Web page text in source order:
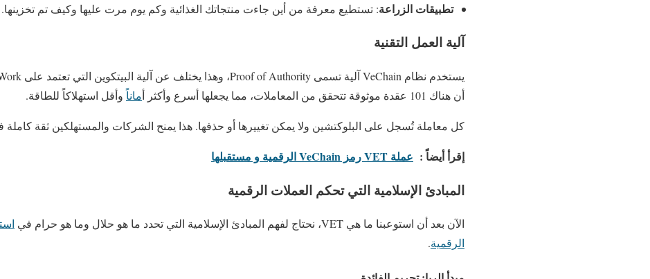
تطبيقات الزراعة: تستطيع معرفة من أين جاءت منتجاتك الغذائية وكم يوم مرت عليها وكيف تم تخزينها.
آلية العمل التقنية
أن هناك 101 عقدة موثوقة تتحقق من المعاملات، مما يجعلها أسرع وأكثر أ
ماناً وأقل استهلاكاً للطاقة.
كل معاملة تُسجل على البلوكتشين ولا يمكن تغييرها أو حذفها. هذا يمنح الشركات والمستهلكين ثقة كاملة
إقرأ أيضاً : عملة VET رمز VeChain الرقمية و مستقبلها
المبادئ الإسلامية التي تحكم العملات الرقمية
الآن بعد أن استوعبنا ما هي VET، نحتاج لفهم المبادئ الإسلامية التي تحدد ما هو حلال وما هو حرام في
الرقمية.